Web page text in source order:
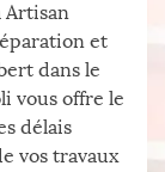
Artisan
et
dans le
vous offre le
délais
vos travaux